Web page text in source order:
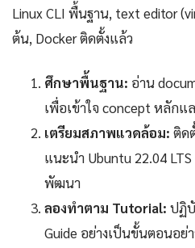
Linux CLI พื้นฐาน, text editor
ต้น, Docker ติดตั้งแล้ว
ศึกษาพื้นฐาน: อ่าน
เพื่อเข้าใจ concept หลัก
เตรียมสภาพแวดล้อม: ติด
แนะนำ Ubuntu 22.04
พัฒนา
ลองทำตาม Tutorial: ปฏิ
Guide อย่างเป็นขั้นตอนอย่